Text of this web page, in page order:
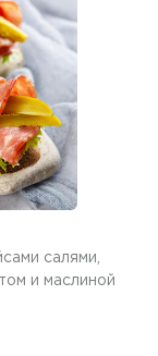
салями,
и маслиной